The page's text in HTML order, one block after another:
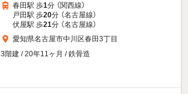
春田駅 歩1分 （関西線）
戸田駅 歩20分 （名古屋線）
伏屋駅 歩21分 （名古屋線）
愛知県名古屋市中川区春田3丁目
3階建 / 20年11ヶ月 / 鉄骨造